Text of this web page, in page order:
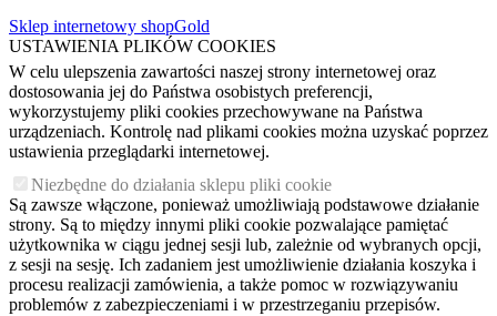
Sklep internetowy shopGold
USTAWIENIA PLIKÓW COOKIES
W celu ulepszenia zawartości naszej strony internetowej oraz
dostosowania jej do Państwa osobistych preferencji,
wykorzystujemy pliki cookies przechowywane na Państwa
urządzeniach. Kontrolę nad plikami cookies można uzyskać poprzez
ustawienia przeglądarki internetowej.
Niezbędne do działania sklepu pliki cookie
Są zawsze włączone, ponieważ umożliwiają podstawowe działanie
strony. Są to między innymi pliki cookie pozwalające pamiętać
użytkownika w ciągu jednej sesji lub, zależnie od wybranych opcji,
z sesji na sesję. Ich zadaniem jest umożliwienie działania koszyka i
procesu realizacji zamówienia, a także pomoc w rozwiązywaniu
problemów z zabezpieczeniami i w przestrzeganiu przepisów.